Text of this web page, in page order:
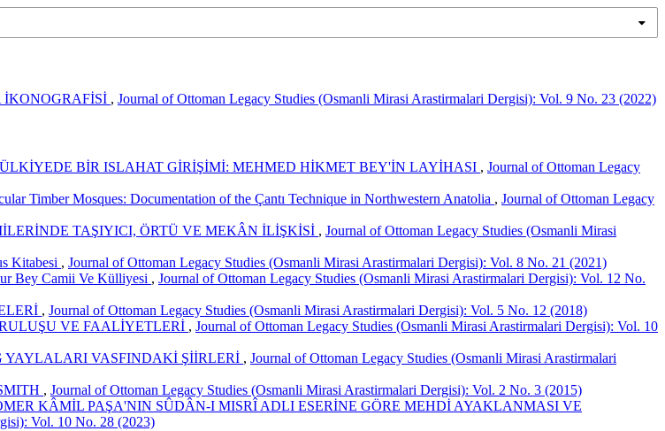
, Journal of Ottoman Legacy Studies (Osmanli Mirasi Arastirmalari Dergisi): Vol. 9 No. 23 (2022)
BİR ISLAHAT GİRİŞİMİ: MEHMED HİKMET BEY'İN LAYİHASI , Journal of Ottoman Legacy
Timber Mosques: Documentation of the Çantı Technique in Northwestern Anatolia , Journal of Ottoman Legacy
TAŞIYICI, ÖRTÜ VE MEKÂN İLİŞKİSİ , Journal of Ottoman Legacy Studies (Osmanli Mirasi
Kitabesi , Journal of Ottoman Legacy Studies (Osmanli Mirasi Arastirmalari Dergisi): Vol. 8 No. 21 (2021)
Bey Camii Ve Külliyesi , Journal of Ottoman Legacy Studies (Osmanli Mirasi Arastirmalari Dergisi): Vol. 12 No.
, Journal of Ottoman Legacy Studies (Osmanli Mirasi Arastirmalari Dergisi): Vol. 5 No. 12 (2018)
VE FAALİYETLERİ , Journal of Ottoman Legacy Studies (Osmanli Mirasi Arastirmalari Dergisi): Vol. 10
YAYLALARI VASFINDAKİ ŞİİRLERİ , Journal of Ottoman Legacy Studies (Osmanli Mirasi Arastirmalari
, Journal of Ottoman Legacy Studies (Osmanli Mirasi Arastirmalari Dergisi): Vol. 2 No. 3 (2015)
KÂMİL PAŞA'NIN SÛDÂN-I MISRÎ ADLI ESERİNE GÖRE MEHDİ AYAKLANMASI VE
Vol. 10 No. 28 (2023)